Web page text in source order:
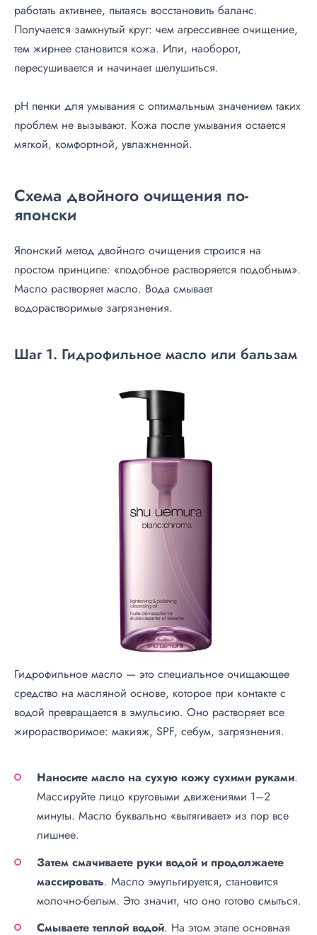
работать активнее, пытаясь восстановить баланс.
Получается замкнутый круг: чем агрессивнее очищение,
тем жирнее становится кожа. Или, наоборот,
пересушивается и начинает шелушиться.
pH пенки для умывания с оптимальным значением таких
проблем не вызывают. Кожа после умывания остается
мягкой, комфортной, увлажненной.
Схема двойного очищения по-
японски
Японский метод двойного очищения строится на
простом принципе: «подобное растворяется подобным».
Масло растворяет масло. Вода смывает
водорастворимые загрязнения.
Шаг 1. Гидрофильное масло или бальзам
Гидрофильное масло — это специальное очищающее
средство на масляной основе, которое при контакте с
водой превращается в эмульсию. Оно растворяет все
жирорастворимое: макияж, SPF, себум, загрязнения.
Наносите масло на сухую кожу сухими руками.
Массируйте лицо круговыми движениями 1–2
минуты. Масло буквально «вытягивает» из пор все
лишнее.
Затем смачиваете руки водой и продолжаете
массировать. Масло эмульгируется, становится
молочно-белым. Это значит, что оно готово смыться.
Смываете теплой водой. На этом этапе основная